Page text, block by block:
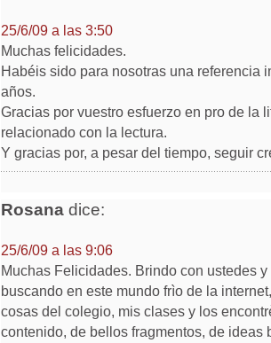
25/6/09 a las 3:50
Muchas felicidades.
Habéis sido para nosotras una referencia
años.
Gracias por vuestro esfuerzo en pro de la
relacionado con la lectura.
Y gracias por, a pesar del tiempo, seguir
Rosanadice:
25/6/09 a las 9:06
Muchas Felicidades. Brindo con ustedes
buscando en este mundo frìo de la
cosas del colegio, mis clases y los
contenido, de bellos fragmentos, de ideas